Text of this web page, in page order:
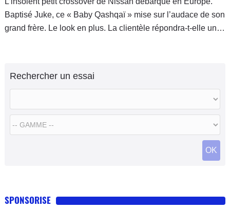
Baptisé Juke, ce « Baby Qashqaï » mise sur l’audace de son
grand frère. Le look en plus. La clientèle répondra-t-elle une
Rechercher un essai
OK
SPONSORISE